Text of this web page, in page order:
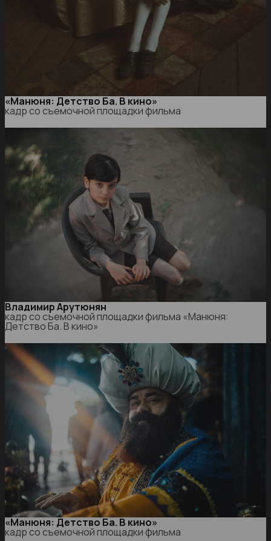
«Манюня: Детство Ба. В кино»
кадр со съемочной площадки фильма
Владимир Арутюнян
кадр со съемочной площадки фильма «Манюня:
Детство Ба. В кино»
«Манюня: Детство Ба. В кино»
кадр со съемочной площадки фильма